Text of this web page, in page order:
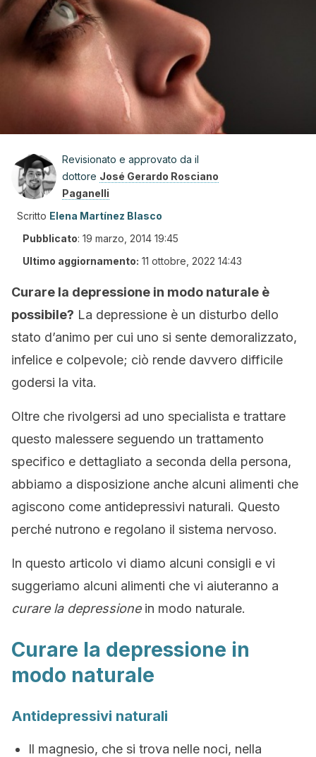
Revisionato e approvato da il
dottore José Gerardo Rosciano
Paganelli
Scritto Elena Martínez Blasco
Pubblicato: 19 marzo, 2014 19:45
Ultimo aggiornamento: 11 ottobre, 2022 14:43
Curare la depressione in modo naturale è
possibile? La depressione è un disturbo dello
stato d’animo per cui uno si sente demoralizzato,
infelice e colpevole; ciò rende davvero difficile
godersi la vita.
Oltre che rivolgersi ad uno specialista e trattare
questo malessere seguendo un trattamento
specifico e dettagliato a seconda della persona,
abbiamo a disposizione anche alcuni alimenti che
agiscono come antidepressivi naturali. Questo
perché nutrono e regolano il sistema nervoso.
In questo articolo vi diamo alcuni consigli e vi
suggeriamo alcuni alimenti che vi aiuteranno a
curare la depressionein modo naturale.
Curare la depressione in
modo naturale
Antidepressivi naturali
Il magnesio, che si trova nelle noci, nella